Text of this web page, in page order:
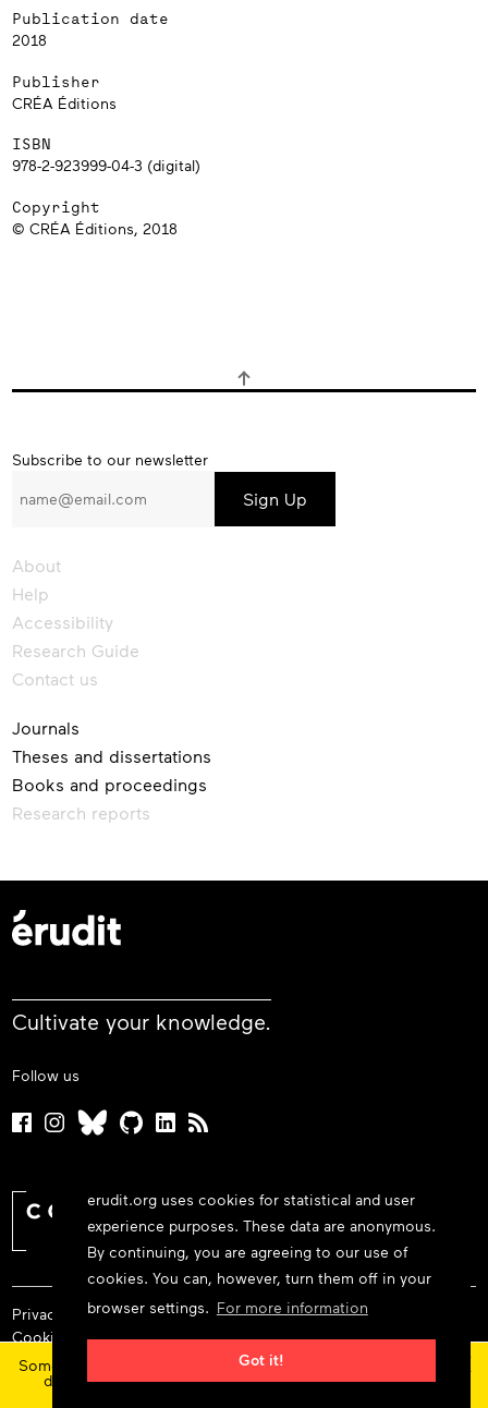
erudit.org uses cookies for statistical and user
experience purposes. These data are anonymous.
By continuing, you are agreeing to our use of
cookies. You can, however, turn them off in your
browser settings. For more information
Got it!
Some features and content are currently unavailable today
due to maintenance at our service provider.Status
×
Publication date
2018
Publisher
CRÉA Éditions
ISBN
978-2-923999-04-3 (digital)
Copyright
© CRÉA Éditions, 2018
Subscribe
our
Subscribe to our newsletter
About
Help
Accessibility
Research Guide
Contact us
Journals
Theses and dissertations
Books and proceedings
Research reports
Cultivate your knowledge.
Follow us
Privacy policy
Cookie policy
Terms and conditions